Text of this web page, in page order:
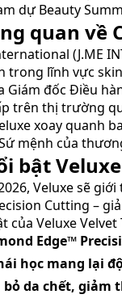
dự Beauty
quan về
(J.ME
trong lĩnh vực
Giám đốc Điều
trên thị trường
xoay quanh
mệnh của
bật
Veluxe sẽ
Cutting –
của Veluxe
Edge™
học mang lại
da chết, giảm